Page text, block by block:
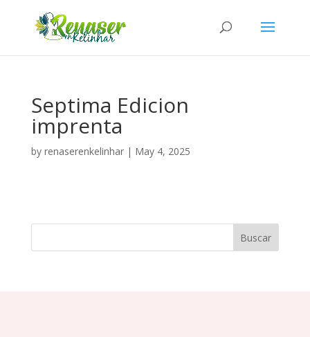
Septima Edicion
imprenta
by renaserenkelinhar| May 4, 2025
Buscar